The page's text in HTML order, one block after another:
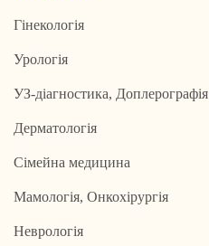
Гінекологія
Урологія
УЗ-діагностика, Доплерографія
Дерматологія
Сімейна медицина
Мамологія, Онкохірургія
Неврологія